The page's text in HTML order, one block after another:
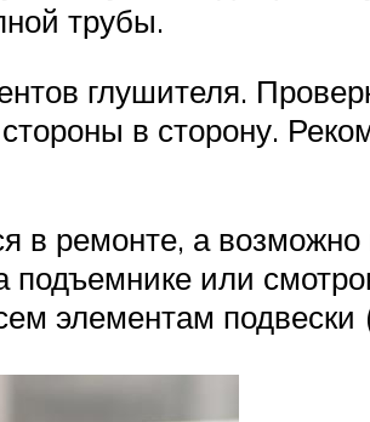
трубы.
глушителя.
в сторону.
в ремонте, а
или
элементам подвески